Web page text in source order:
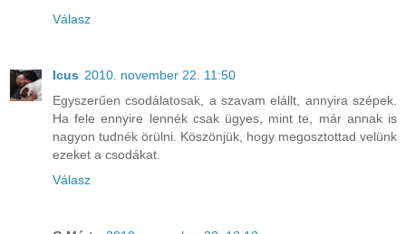
Válasz
Icus 2010. november 22. 11:50
Egyszerűen csodálatosak, a szavam elállt, annyira szépek.
Ha fele ennyire lennék csak ügyes, mint te, már annak is
nagyon tudnék örülni. Köszönjük, hogy megosztottad velünk
ezeket a csodákat.
Válasz